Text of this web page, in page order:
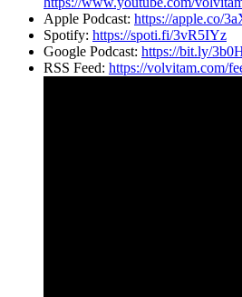
Apple Podcast: https://apple.co/
Spotify: https://spoti.fi/3vR5IYz
Google Podcast: https://bit.ly/
RSS Feed: https://volvitam.com/